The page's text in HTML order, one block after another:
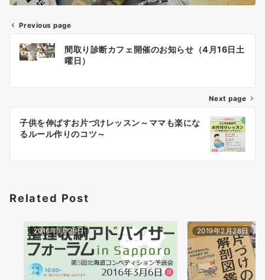
投
稿
ゲ
シ
ン
Previous page
間取り診断カフェ開催のお知らせ（4月16日土
曜日）
Next page
子供を伸ばすお片づけレッスン～ママも楽にな
るルール作りのコツ～
Related Post
2016年1月29日 2019年2月28日